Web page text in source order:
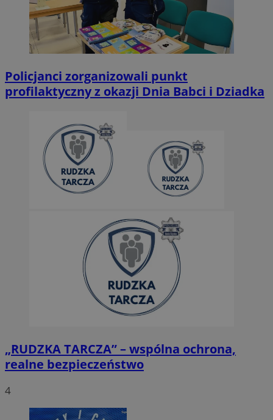
Policjanci zorganizowali punkt
profilaktyczny z okazji Dnia Babci i Dziadka
„RUDZKA TARCZA” – wspólna ochrona,
realne bezpieczeństwo
4